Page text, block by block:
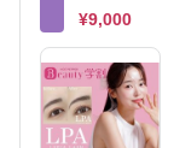
¥9,000